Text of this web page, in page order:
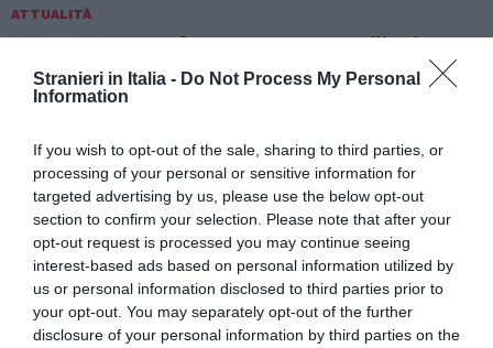
Stranieri in Italia - Do Not Process My Personal
Information
If you wish to opt-out of the sale, sharing to third parties, or
processing of your personal or sensitive information for
targeted advertising by us, please use the below opt-out
section to confirm your selection. Please note that after your
opt-out request is processed you may continue seeing
interest-based ads based on personal information utilized by
us or personal information disclosed to third parties prior to
your opt-out. You may separately opt-out of the further
disclosure of your personal information by third parties on the
ATTUALITÀ
Tratta e grave sfruttamento, 36 milioni per
rafforzare assistenza e integrazione delle
vittime